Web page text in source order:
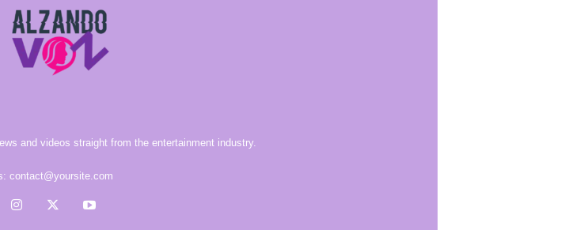
and videos straight from the entertainment industry.
contact@yoursite.com